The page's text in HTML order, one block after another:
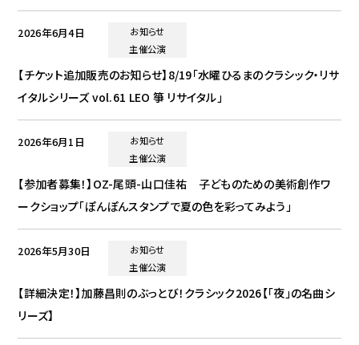
2026年6月4日
お知らせ
主催公演
【チケット追加販売のお知らせ】8/19「水曜ひるまのクラシック・リサ
イタルシリーズ vol.61 LEO 箏 リサイタル」
2026年6月1日
お知らせ
主催公演
【参加者募集！】OZ-尾頭-山口佳祐 子どものための美術創作ワ
ークショップ「ぽんぽんスタンプで夏の色を彩ってみよう」
2026年5月30日
お知らせ
主催公演
【詳細決定！】加藤昌則のぶっとび！クラシック2026【「夜」の名曲シ
リーズ】